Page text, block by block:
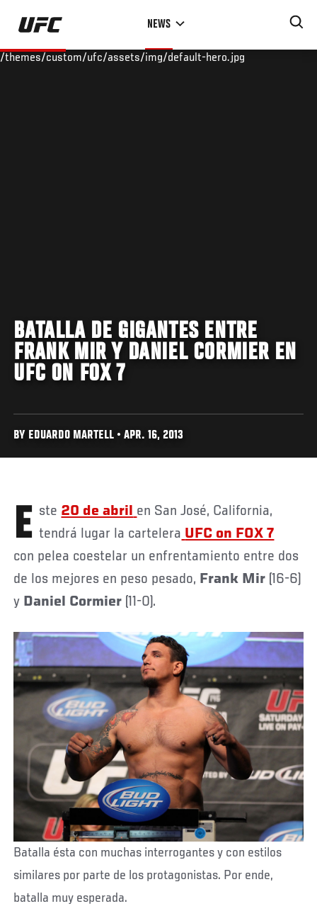
Skip
main
NEWS
/themes/custom/ufc/assets/img/default-hero.jpg
BATALLA DE GIGANTES ENTRE
FRANK MIR Y DANIEL CORMIER EN
UFC ON FOX 7
BY EDUARDO MARTELL • APR. 16, 2013
Este 20 de abril en San José, California,
tendrá lugar la cartelera UFC on FOX 7
con pelea coestelar un enfrentamiento entre dos
de los mejores en peso pesado, Frank Mir (16-6)
y Daniel Cormier (11-0).
Batalla ésta con muchas interrogantes y con estilos
similares por parte de los protagonistas. Por ende,
batalla muy esperada.